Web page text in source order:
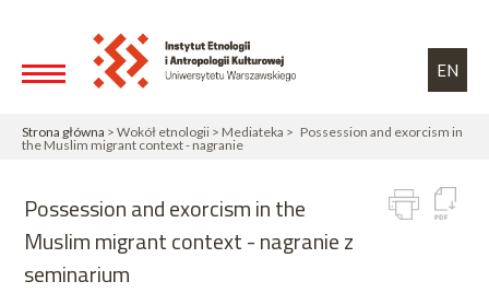
EN
Strona główna > Wokół etnologii > Mediateka > Possession and exorcism in
the Muslim migrant context - nagranie
Possession and exorcism in the
Muslim migrant context - nagranie z
seminarium